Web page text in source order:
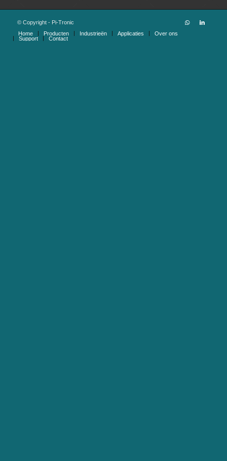
© Copyright - Pi-Tronic
Home
Producten Industrieën Applicaties
Over ons
Support
Contact